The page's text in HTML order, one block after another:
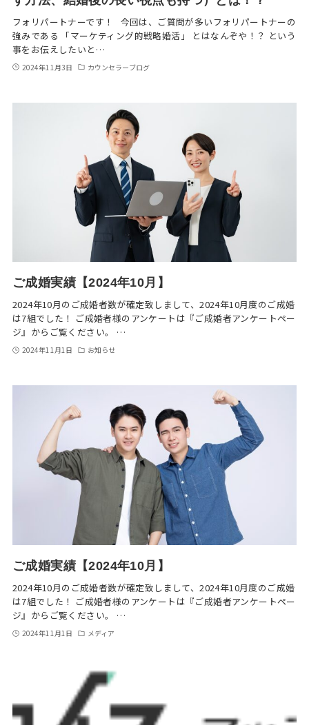
フォリパートナーです！ 今回は、ご質問が多いフォリパートナーの
強みである 「マーケティング的戦略婚活」 とはなんぞや！？ という
事をお伝えしたいと…
2024年11月3日 カウンセラーブログ
ご成婚実績【2024年10月】
2024年10月のご成婚者数が確定致しまして、2024年10月度のご成婚
は7組でした！ ご成婚者様のアンケートは『ご成婚者アンケートペー
ジ』からご覧ください。 …
2024年11月1日 お知らせ
ご成婚実績【2024年10月】
2024年10月のご成婚者数が確定致しまして、2024年10月度のご成婚
は7組でした！ ご成婚者様のアンケートは『ご成婚者アンケートペー
ジ』からご覧ください。 …
2024年11月1日 メディア